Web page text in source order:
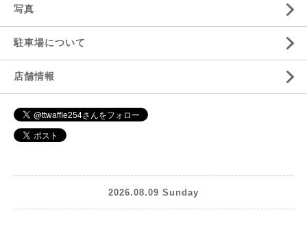
写真
駐車場について
店舗情報
2026.08.09 Sunday